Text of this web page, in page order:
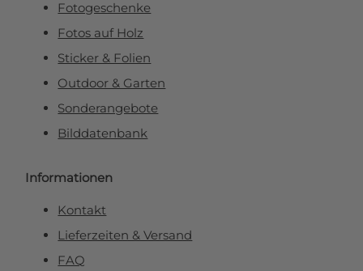
Fotogeschenke
Fotos auf Holz
Sticker & Folien
Outdoor & Garten
Sonderangebote
Bilddatenbank
Informationen
Kontakt
Lieferzeiten & Versand
FAQ